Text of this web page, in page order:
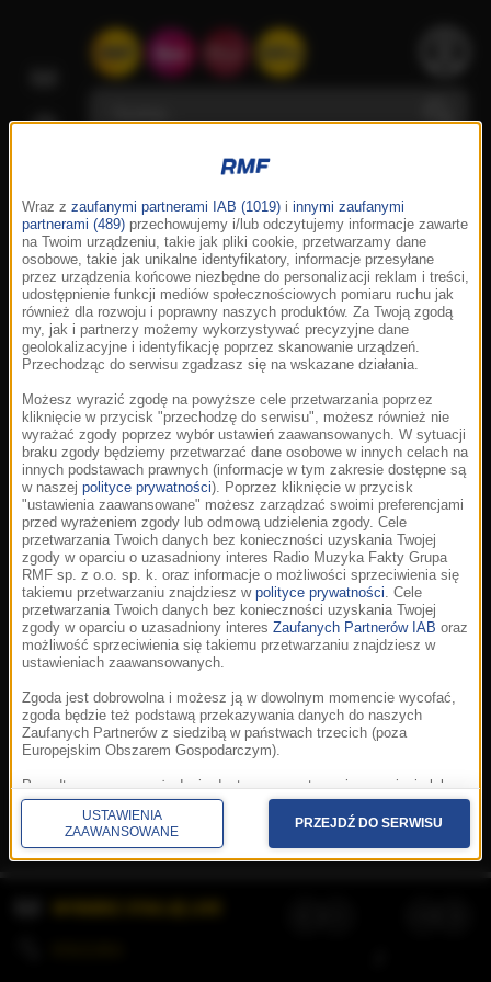
Korzystanie z portalu oznacza akceptację
Prywatność.Aplikacje.© 2026 Radio Muzyka
Fakty Grupa RMF sp. z o.o. sp. k.
Wraz z zaufanymi partnerami IAB (1019) i innymi zaufanymi
partnerami (489) przechowujemy i/lub odczytujemy informacje zawarte
na Twoim urządzeniu, takie jak pliki cookie, przetwarzamy dane
osobowe, takie jak unikalne identyfikatory, informacje przesyłane
przez urządzenia końcowe niezbędne do personalizacji reklam i treści,
udostępnienie funkcji mediów społecznościowych pomiaru ruchu jak
również dla rozwoju i poprawny naszych produktów. Za Twoją zgodą
my, jak i partnerzy możemy wykorzystywać precyzyjne dane
geolokalizacyjne i identyfikację poprzez skanowanie urządzeń.
Przechodząc do serwisu zgadzasz się na wskazane działania.
Możesz wyrazić zgodę na powyższe cele przetwarzania poprzez
kliknięcie w przycisk "przechodzę do serwisu", możesz również nie
wyrażać zgody poprzez wybór ustawień zaawansowanych. W sytuacji
braku zgody będziemy przetwarzać dane osobowe w innych celach na
innych podstawach prawnych (informacje w tym zakresie dostępne są
w naszej polityce prywatności). Poprzez kliknięcie w przycisk
"ustawienia zaawansowane" możesz zarządzać swoimi preferencjami
przed wyrażeniem zgody lub odmową udzielenia zgody. Cele
przetwarzania Twoich danych bez konieczności uzyskania Twojej
zgody w oparciu o uzasadniony interes Radio Muzyka Fakty Grupa
RMF sp. z o.o. sp. k. oraz informacje o możliwości sprzeciwienia się
takiemu przetwarzaniu znajdziesz w polityce prywatności. Cele
przetwarzania Twoich danych bez konieczności uzyskania Twojej
zgody w oparciu o uzasadniony interes Zaufanych Partnerów IAB oraz
możliwość sprzeciwienia się takiemu przetwarzaniu znajdziesz w
ustawieniach zaawansowanych.
Zgoda jest dobrowolna i możesz ją w dowolnym momencie wycofać,
zgoda będzie też podstawą przekazywania danych do naszych
Zaufanych Partnerów z siedzibą w państwach trzecich (poza
Europejskim Obszarem Gospodarczym).
Ponadto masz prawo żądania dostępu, sprostowania, usunięcia lub
ograniczenia przetwarzania danych, a także złożenia skargi do
Prezesa Urzędu Ochrony Danych Osobowych. W polityce prywatności
znajdziesz informacje jak wykonać swoje prawa. Szczegółowe
informacje na temat przetwarzania Twoich danych znajdują się w
USTAWIENIA
ZAAWANSOWANE
PRZEJDŹ DO SERWISU